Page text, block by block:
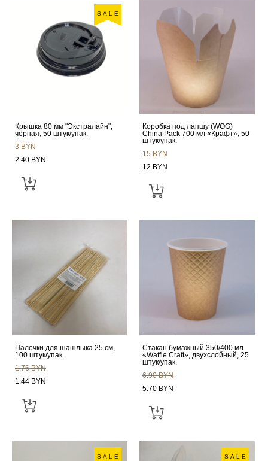
SALE
Крышка 80 мм "Экстралайн",
чёрная, 50 штук/упак.
3 BYN
2.40 BYN
Коробка под лапшу (WOG)
China Pack 700 мл «Крафт», 50
штук/упак.
15 BYN
12 BYN
Палочки для шашлыка 25 см,
100 штук/упак.
1.76 BYN
1.44 BYN
Стакан бумажный 350/400 мл
«Waffle Craft», двухслойный, 25
штук/упак.
6.90 BYN
5.70 BYN
SALE SALE